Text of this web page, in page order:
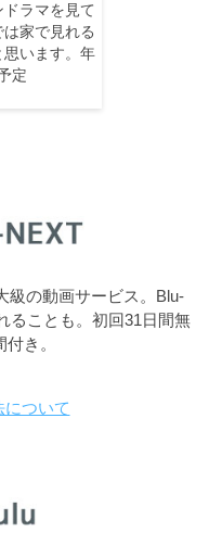
ラマを見て
家で見れる
います。年
定
級の動画サービス。Blu-
ることも。初回31日間無
き。
について